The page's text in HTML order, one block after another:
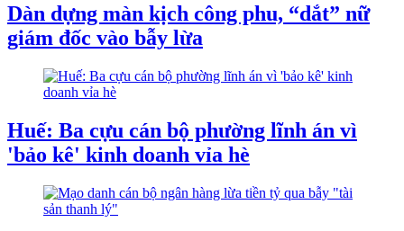
Dàn dựng màn kịch công phu, “dắt” nữ
giám đốc vào bẫy lừa
Huế: Ba cựu cán bộ phường lĩnh án vì
'bảo kê' kinh doanh vỉa hè